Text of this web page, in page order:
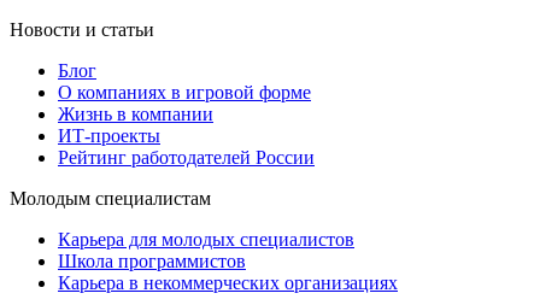
Новости и статьи
Блог
О компаниях в игровой форме
Жизнь в компании
ИТ-проекты
Рейтинг работодателей России
Молодым специалистам
Карьера для молодых специалистов
Школа программистов
Карьера в некоммерческих организациях